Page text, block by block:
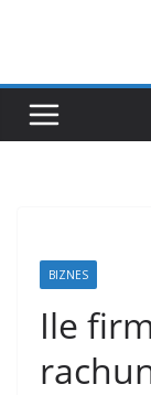
BIZNES
Ile